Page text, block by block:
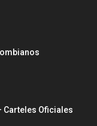
Carteles Oficiales